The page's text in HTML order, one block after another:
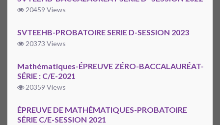
20459 Views
SVTEEHB-PROBATOIRE SERIE D-SESSION 2023
20373 Views
Mathématiques-ÉPREUVE ZÉRO-BACCALAURÉAT-
SÉRIE : C/E-2021
20359 Views
ÉPREUVE DE MATHÉMATIQUES-PROBATOIRE
SÉRIE C/E-SESSION 2021